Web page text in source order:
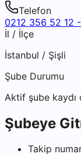
Telefon
0212 356 52 12
İl / İlçe
İstanbul / Şişli
Şube Durumu
Aktif şube kaydı
Şubeye
Takip